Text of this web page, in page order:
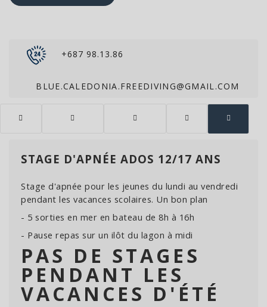
+687 98.13.86
BLUE.CALEDONIA.FREEDIVING@GMAIL.COM
STAGE D'APNÉE ADOS 12/17 ANS
Stage d'apnée pour les jeunes du lundi au vendredi
pendant les vacances scolaires. Un bon plan
- 5 sorties en mer en bateau de 8h à 16h
- Pause repas sur un ilôt du lagon à midi
PAS DE STAGES
PENDANT LES
VACANCES D'ÉTÉ